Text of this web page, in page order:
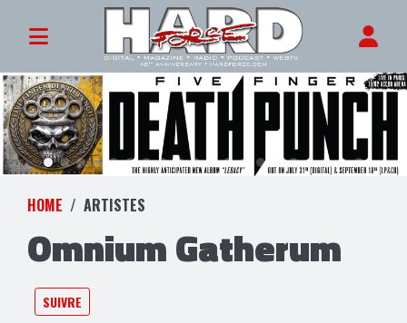
HOME ARTISTES
Omnium Gatherum
SUIVRE